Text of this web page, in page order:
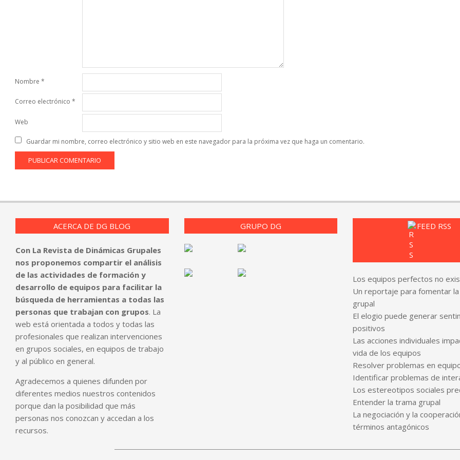
Nombre *
Correo electrónico *
Web
Guardar mi nombre, correo electrónico y sitio web en este navegador para la próxima vez que haga un comentario.
ACERCA DE DG BLOG
Con La Revista de Dinámicas Grupales
nos proponemos compartir el análisis
de las actividades de formación y
desarrollo de equipos para facilitar la
búsqueda de herramientas a todas las
personas que trabajan con grupos. La
web está orientada a todos y todas las
profesionales que realizan intervenciones
en grupos sociales, en equipos de trabajo
y al público en general.
Agradecemos a quienes difunden por
diferentes medios nuestros contenidos
porque dan la posibilidad que más
personas nos conozcan y accedan a los
recursos.
GRUPO DG FEED RSS
Los equipos perfectos no
Un reportaje para fomentar
grupal
El elogio puede generar
positivos
Las acciones individuales
vida de los equipos
Resolver problemas en
Identificar problemas de
Los estereotipos sociales
Entender la trama grupal
La negociación y la
términos antagónicos